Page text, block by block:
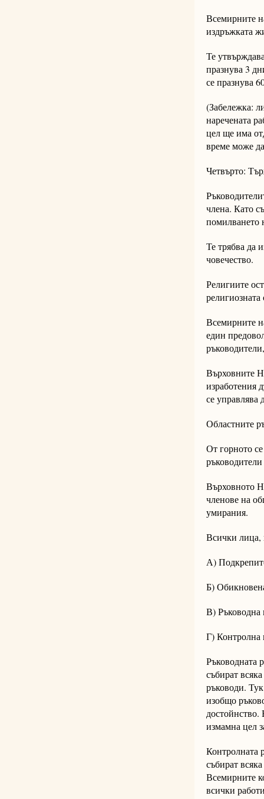
Всемирните
издръжката
Те
празнува 3
се празнува
(Забележка:
наречената
цел ще има
време може
Четвърто:
члена. Като
помилването
Те трябва да
човечество.
Религиите
Всемирните
един
Върховните
изработения
се управлява
Областните
От горното
Върховното
членове на
умирания.
Всички лица,
А)
Б)
В) Ръководна
Г) Контролна
Ръководната
събират
ръководи.
изобщо
достойнство.
измамна цел
Контролната
събират
Всемирните
всички